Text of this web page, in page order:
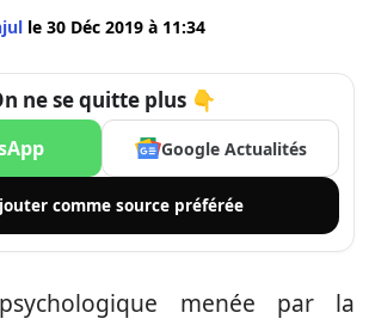
le 30 Déc 2019 à 11:34
ne se quitte plus 👇
Google Actualités
comme source préférée
menée par la